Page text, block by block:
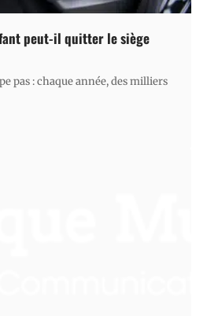
peut-il quitter le siège
pas : chaque année, des milliers